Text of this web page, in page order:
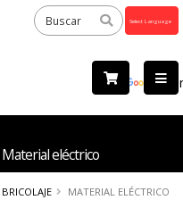
by
eléctrico
BRICOLAJE MATERIAL ELÉCTRICO